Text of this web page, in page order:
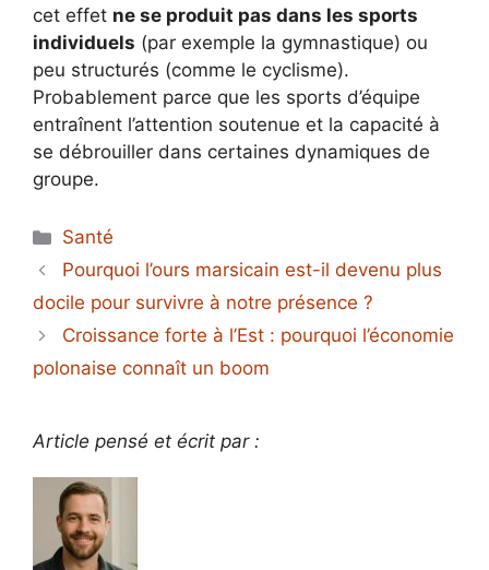
cet effet ne se produit pas dans les sports
individuels (par exemple la gymnastique) ou
peu structurés (comme le cyclisme).
Probablement parce que les sports d’équipe
entraînent l’attention soutenue et la capacité à
se débrouiller dans certaines dynamiques de
groupe.
Catégories
Santé
Pourquoi l’ours marsicain est-il devenu plus
docile pour survivre à notre présence ?
Croissance forte à l’Est : pourquoi l’économie
polonaise connaît un boom
Article pensé et écrit par :